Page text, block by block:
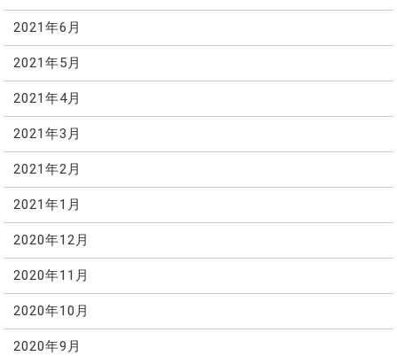
2021年6月
2021年5月
2021年4月
2021年3月
2021年2月
2021年1月
2020年12月
2020年11月
2020年10月
2020年9月